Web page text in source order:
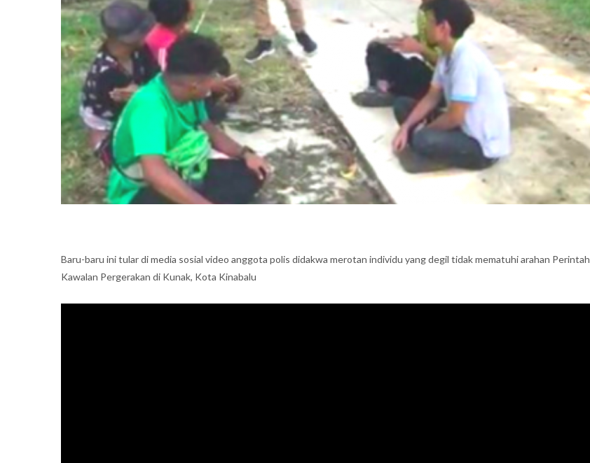
Baru-baru ini tular di media sosial video anggota polis didakwa merotan individu yang degil tidak mematuhi arahan Perintah
Kawalan Pergerakan di Kunak, Kota Kinabalu